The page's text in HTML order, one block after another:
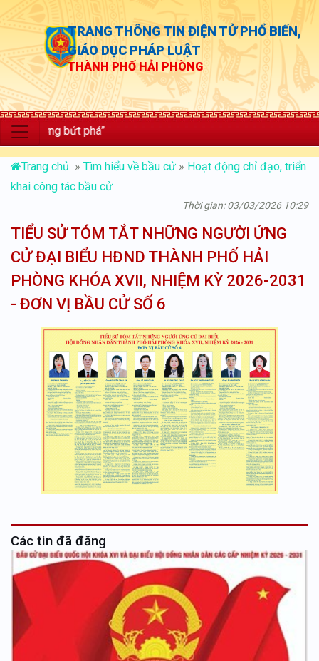
TRANG THÔNG TIN ĐIỆN TỬ PHỔ BIẾN,
GIÁO DỤC PHÁP LUẬT
THÀNH PHỐ HẢI PHÒNG
bứt phá”
Trang chủ » Tìm hiểu về bầu cử » Hoạt động chỉ đạo, triển
khai công tác bầu cử
Thời gian: 03/03/2026 10:29
TIỂU SỬ TÓM TẮT NHỮNG NGƯỜI ỨNG
CỬ ĐẠI BIỂU HĐND THÀNH PHỐ HẢI
PHÒNG KHÓA XVII, NHIỆM KỲ 2026-2031
- ĐƠN VỊ BẦU CỬ SỐ 6
Các tin đã đăng